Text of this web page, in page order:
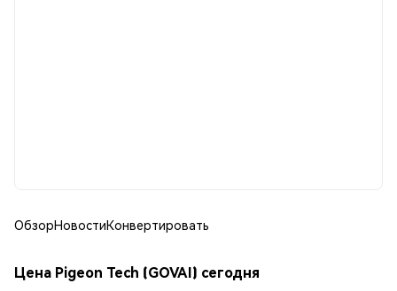
ОбзорНовостиКонвертировать
Цена Pigeon Tech (GOVAI) сегодня